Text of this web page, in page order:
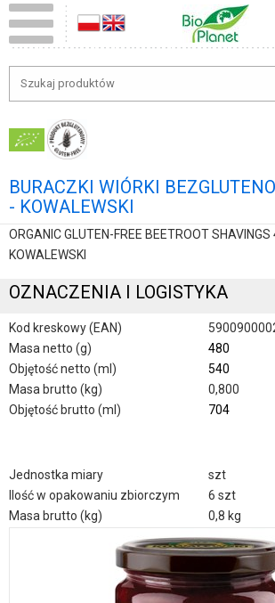
BURACZKI WIÓRKI
- KOWALEWSKI
ORGANIC GLUTEN-FREE BEETROOT
KOWALEWSKI
OZNACZENIA I LOGISTYKA
Kod kreskowy (EAN)
Masa netto (g)
480
Objętość netto (ml)
540
Masa brutto (kg)
0,800
Objętość brutto (ml)
704
Jednostka miary
szt
Ilość w opakowaniu zbiorczym
6 szt
Masa brutto (kg)
0,8 kg